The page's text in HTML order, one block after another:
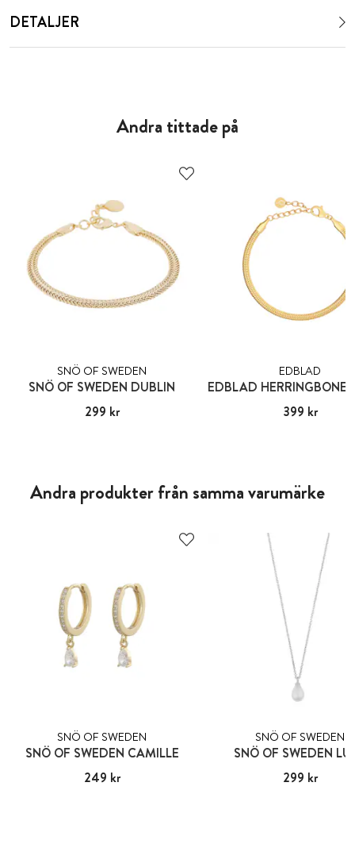
DETALJER
Andra tittade på
SNÖ OF SWEDEN
SNÖ OF SWEDEN DUBLIN
Pris:299 kr
299 kr
EDBLAD
Pris:399 kr
399 kr
Andra produkter från samma varumärke
SNÖ OF SWEDEN
SNÖ OF SWEDEN CAMILLE
Pris:249 kr
249 kr
SNÖ OF SWEDEN
SNÖ OF SWEDEN
Pris:299 kr
299 kr